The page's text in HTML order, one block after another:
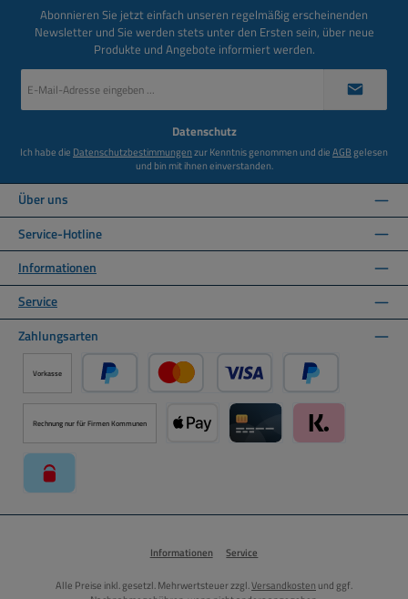
Abonnieren Sie jetzt einfach unseren regelmäßig erscheinenden
Newsletter und Sie werden stets unter den Ersten sein, über neue
Produkte und Angebote informiert werden.
Mail-
Datenschutz
Ich habe die Datenschutzbestimmungenzur Kenntnis genommen und dieAGBgelesen
und bin mit ihnen einverstanden.
Über uns
Service-Hotline
Informationen
Service
Zahlungsarten
Vorkasse
PayPal Kredit- oder Debitkarte über PayPal
Später Bezahlen
Rechnung nur für Firmen Kommunen
Informationen Service
Alle Preise inkl. gesetzl. Mehrwertsteuer zzgl.Versandkosten und ggf.